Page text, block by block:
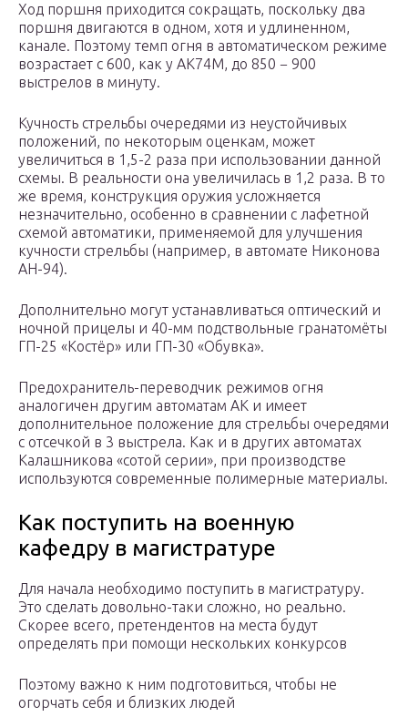
Ход поршня приходится сокращать, поскольку два
поршня двигаются в одном, хотя и удлиненном,
канале. Поэтому темп огня в автоматическом режиме
возрастает с 600, как у АК74М, до 850 − 900
выстрелов в минуту.
Кучность стрельбы очередями из неустойчивых
положений, по некоторым оценкам, может
увеличиться в 1,5-2 раза при использовании данной
схемы. В реальности она увеличилась в 1,2 раза. В то
же время, конструкция оружия усложняется
незначительно, особенно в сравнении с лафетной
схемой автоматики, применяемой для улучшения
кучности стрельбы (например, в автомате Никонова
АН-94).
Дополнительно могут устанавливаться оптический и
ночной прицелы и 40-мм подствольные гранатомёты
ГП-25 «Костёр» или ГП-30 «Обувка».
Предохранитель-переводчик режимов огня
аналогичен другим автоматам АК и имеет
дополнительное положение для стрельбы очередями
с отсечкой в 3 выстрела. Как и в других автоматах
Калашникова «сотой серии», при производстве
используются современные полимерные материалы.
Как поступить на военную
кафедру в магистратуре
Для начала необходимо поступить в магистратуру.
Это сделать довольно-таки сложно, но реально.
Скорее всего, претендентов на места будут
определять при помощи нескольких конкурсов
Поэтому важно к ним подготовиться, чтобы не
огорчать себя и близких людей